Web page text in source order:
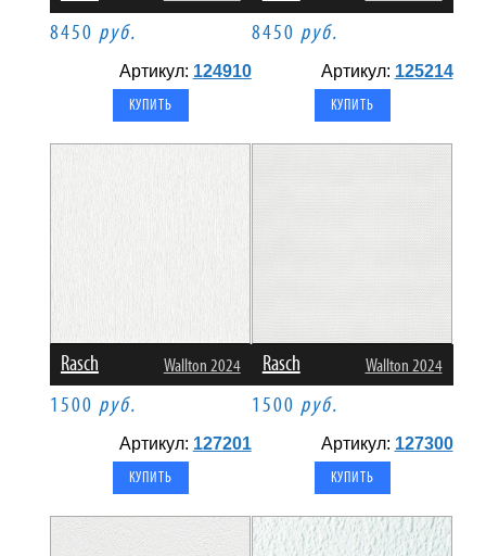
8450 руб.
Артикул: 124910
8450 руб.
Артикул: 125214
Rasch Wallton 2024
1500 руб.
Артикул: 127201
Rasch Wallton 2024
1500 руб.
Артикул: 127300